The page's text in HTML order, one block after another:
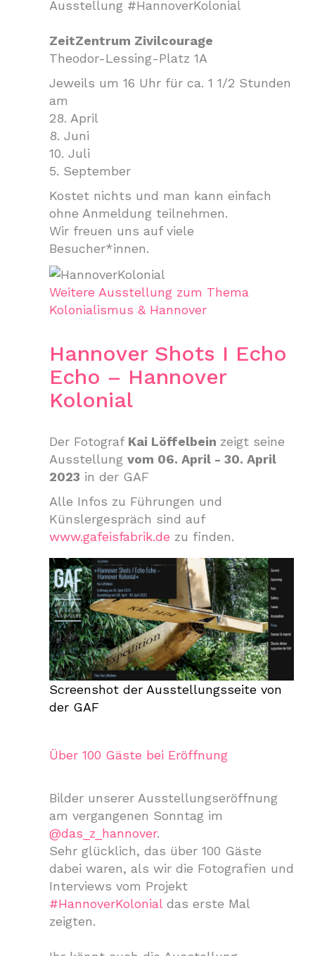
Ausstellung #HannoverKolonial
ZeitZentrum Zivilcourage
Theodor-Lessing-Platz 1A
Jeweils um 16 Uhr für ca. 1 1/2 Stunden
am
28. April
8. Juni
10. Juli
5. September
Kostet nichts und man kann einfach
ohne Anmeldung teilnehmen.
Wir freuen uns auf viele
Besucher*innen.
Weitere Ausstellung zum Thema
Kolonialismus & Hannover
Hannover Shots I Echo
Echo – Hannover
Kolonial
Der Fotograf Kai Löffelbein zeigt seine
Ausstellung vom 06. April - 30. April
2023 in der GAF
Alle Infos zu Führungen und
Künslergespräch sind auf
www.gafeisfabrik.de zu finden.
Screenshot der Ausstellungsseite von
der GAF
Über 100 Gäste bei Eröffnung
Bilder unserer Ausstellungseröffnung
am vergangenen Sonntag im
@das_z_hannover.
Sehr glücklich, das über 100 Gäste
dabei waren, als wir die Fotografien und
Interviews vom Projekt
#HannoverKolonialdas erste Mal
zeigten.